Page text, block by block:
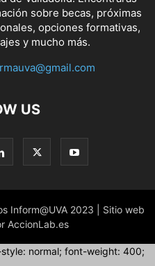
sobre becas, próximas
opciones formativas,
y mucho más.
US
Inform@UVA 2023 | Sitio web
AccionLab.es
normal; font-weight: 400;